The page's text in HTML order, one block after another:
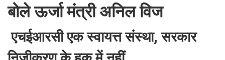
बोले ऊर्जा मंत्री अनिल विज
एचईआरसी एक स्वायत्त संस्था, सरकार